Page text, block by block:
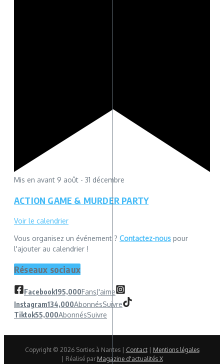
Mis en avant 9 août - 31 décembre
ACTION GAME & MURDER PARTY
Voir le calendrier
Vous organisez un événement ? Contactez-nous pour
l'ajouter au calendrier !
Réseaux sociaux
Facebook195,000FansJ'aime
Instagram134,000AbonnésSuivre
Tiktok55,000AbonnésSuivre
Copyright © 2026 Sorties à Nantes | Contact| Mentions légales
| Réalisé par Magazine d'actualités X